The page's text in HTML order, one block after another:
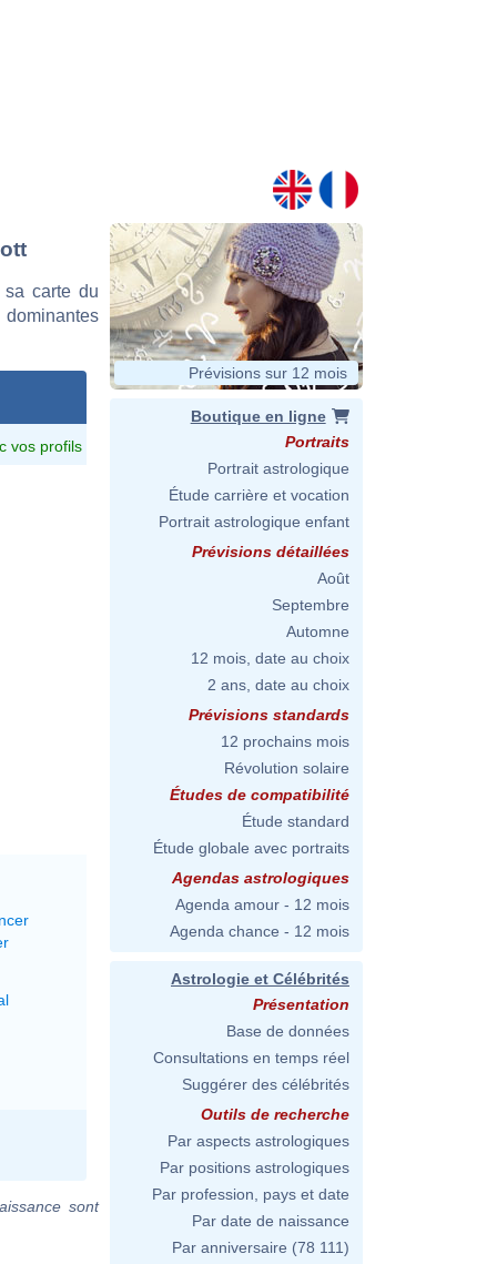
sa carte du
vos profils
sont
Prévisions sur 12 mois
Boutique en ligne
Portraits
Portrait astrologique
Étude carrière et vocation
Portrait astrologique enfant
Prévisions détaillées
Août
Septembre
Automne
12 mois, date au choix
2 ans, date au choix
Prévisions standards
12 prochains mois
Révolution solaire
Études de compatibilité
Étude standard
Étude globale avec portraits
Agendas astrologiques
Agenda amour - 12 mois
Agenda chance - 12 mois
Astrologie et Célébrités
Présentation
Base de données
Consultations en temps réel
Suggérer des célébrités
Outils de recherche
Par aspects astrologiques
Par positions astrologiques
Par profession, pays et date
Par date de naissance
Par anniversaire (78 111)